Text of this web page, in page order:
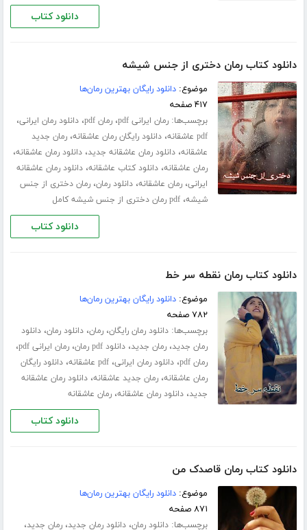
دانلود کتاب
دانلود کتاب رمان دختری از جنس شیشه
موضوع:دانلود رایگان بهترین رمان‌ها
۴۱۷ صفحه
برچسب‌ها:رمان ایرانی pdf ،رمان pdf ،دانلود رمان ایرانی،
pdf عاشقانه ،دانلود رایگان رمان عاشقانه،رمان جدید
عاشقانه،دانلود رمان عاشقانه جدید،دانلود رمان عاشقانه،
رمان عاشقانه،دانلود کتاب عاشقانه،دانلود رمان عاشقانه
ایرانی،رمان عاشقانه،دانلود رمان،رمان دختری از جنس
شیشه،pdf رمان دختری از جنس شیشه کامل
دانلود کتاب
دانلود کتاب رمان نقطه سر خط
موضوع:دانلود رایگان بهترین رمان‌ها
۷۸۲ صفحه
برچسب‌ها:دانلود رمان رایگان،رمان،دانلود رمان،دانلود
رمان جدید،رمان جدید،دانلود pdf رمان ،رمان ایرانی pdf ،
رمان pdf ،دانلود رمان ایرانی،pdf عاشقانه ،دانلود رایگان
رمان عاشقانه،رمان جدید عاشقانه،دانلود رمان عاشقانه
جدید،دانلود رمان عاشقانه،رمان عاشقانه
دانلود کتاب
دانلود کتاب رمان قاصدک من
موضوع:دانلود رایگان بهترین رمان‌ها
۸۷۱ صفحه
برچسب‌ها:دانلود رمان،دانلود رمان جدید،رمان جدید،